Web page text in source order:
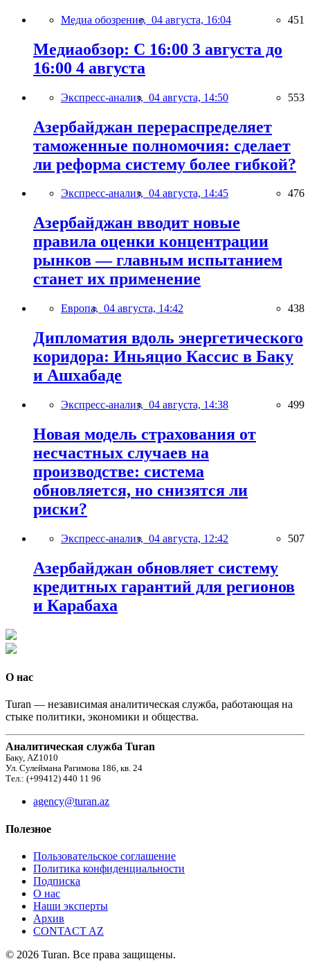
Медиа обозрение, 04 августа, 16:04 451
Медиаобзор: С 16:00 3 августа до
16:00 4 августа
Экспресс-анализ, 04 августа, 14:50 553
Азербайджан перераспределяет
таможенные полномочия: сделает
ли реформа систему более гибкой?
Экспресс-анализ, 04 августа, 14:45 476
Азербайджан вводит новые
правила оценки концентрации
рынков — главным испытанием
станет их применение
Европа, 04 августа, 14:42 438
Дипломатия вдоль энергетического
коридора: Иньяцио Кассис в Баку
и Ашхабаде
Экспресс-анализ, 04 августа, 14:38 499
Новая модель страхования от
несчастных случаев на
производстве: система
обновляется, но снизятся ли
риски?
Экспресс-анализ, 04 августа, 12:42 507
Азербайджан обновляет систему
кредитных гарантий для регионов
и Карабаха
О нас
Turan — независимая аналитическая служба, работающая на
стыке политики, экономики и общества.
Аналитическая служба Turan
Баку, AZ1010
Ул. Сулеймана Рагимова 186, кв. 24
Тел.: (+99412) 440 11 96
agency@turan.az
Полезное
Пользовательское соглашение
Политика конфиденциальности
Подписка
О нас
Наши эксперты
Архив
CONTACT AZ
© 2026 Turan. Все права защищены.